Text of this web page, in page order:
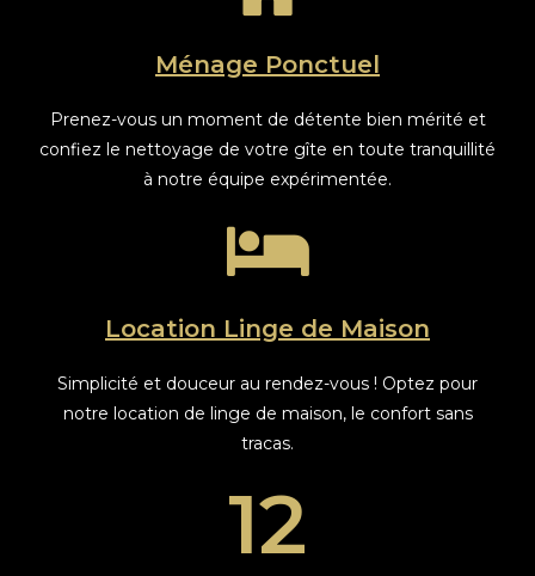
Ménage Ponctuel
Prenez-vous un moment de détente bien mérité et
confiez le nettoyage de votre gîte en toute tranquillité
à notre équipe expérimentée.
Location Linge de Maison
Simplicité et douceur au rendez-vous ! Optez pour
notre location de linge de maison, le confort sans
tracas.
12